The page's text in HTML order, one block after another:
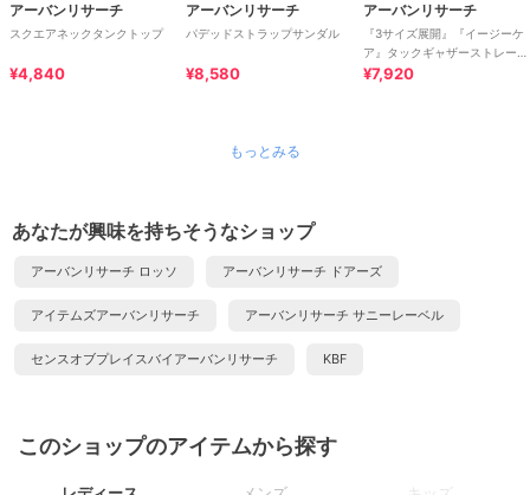
アーバンリサーチ
スクエアネックタンクトップ
¥4,840
アーバンリサーチ
パデッドストラップサンダル
¥8,580
アーバンリサーチ
『3サイズ展開』『イージーケ
ア』タックギャザーストレート
パンツ
¥7,920
もっとみる
あなたが興味を持ちそうなショップ
アーバンリサーチ ロッソ アーバンリサーチ ドアーズ
アイテムズアーバンリサーチ アーバンリサーチ サニーレーベル
センスオブプレイスバイアーバンリサーチ KBF
このショップのアイテムから探す